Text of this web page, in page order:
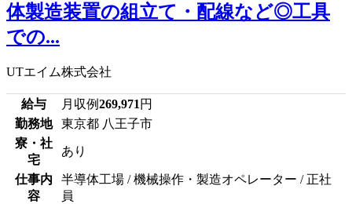
体製造装置の組立て・配線など◎工具
での...
UTエイム株式会社
給与 月収例269,971円
勤務地
東京都 八王子市
寮・社
宅
あり
仕事内
容
半導体工場 / 機械操作・製造オペレーター / 正社
員